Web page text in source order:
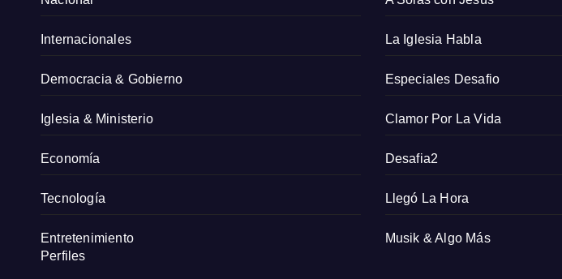
Internacionales
Democracia & Gobierno
Iglesia & Ministerio
Economía
Tecnología
Entretenimiento
Perfiles
La Iglesia Habla
Especiales Desafio
Clamor Por La Vida
Desafia2
Llegó La Hora
Musik & Algo Más